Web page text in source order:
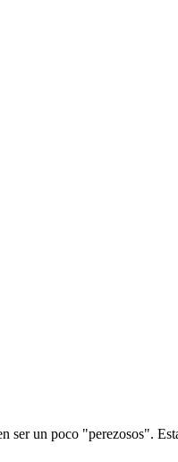
ser un poco "perezosos".